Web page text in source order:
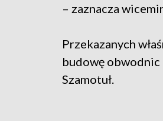
– zaznacza
Przekazanych
budowę
Szamotuł.